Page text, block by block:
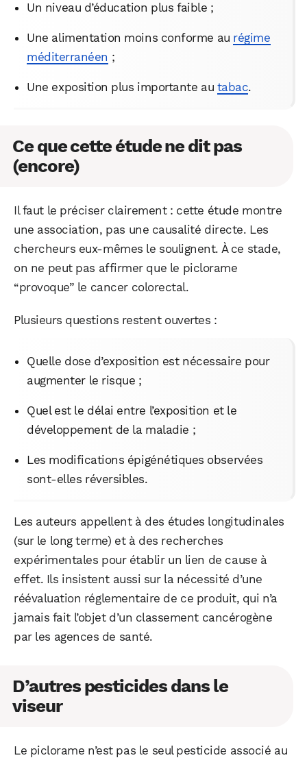
Un niveau d’éducation plus faible ;
Une alimentation moins conforme au régime
méditerranéen ;
Une exposition plus importante au tabac.
Ce que cette étude ne dit pas
(encore)
Il faut le préciser clairement : cette étude montre
une association, pas une causalité directe. Les
chercheurs eux-mêmes le soulignent. À ce stade,
on ne peut pas affirmer que le piclorame
“provoque” le cancer colorectal.
Plusieurs questions restent ouvertes :
Quelle dose d’exposition est nécessaire pour
augmenter le risque ;
Quel est le délai entre l’exposition et le
développement de la maladie ;
Les modifications épigénétiques observées
sont-elles réversibles.
Les auteurs appellent à des études longitudinales
(sur le long terme) et à des recherches
expérimentales pour établir un lien de cause à
effet. Ils insistent aussi sur la nécessité d’une
réévaluation réglementaire de ce produit, qui n’a
jamais fait l’objet d’un classement cancérogène
par les agences de santé.
D’autres pesticides dans le
viseur
Le piclorame n’est pas le seul pesticide associé au